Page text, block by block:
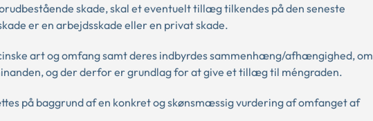
skade, skal et eventuelt tillæg tilkendes på den seneste
er en arbejdsskade eller en privat skade.
art og omfang samt deres indbyrdes sammenhæng/afhængighed, om
og der derfor er grundlag for at give et tillæg til méngraden.
på baggrund af en konkret og skønsmæssig vurdering af omfanget af